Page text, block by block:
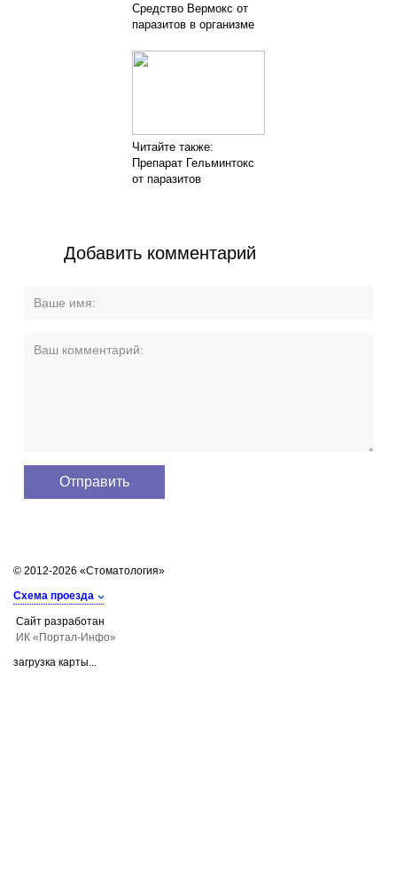
Средство Вермокс от
паразитов в организме
Читайте также:
Препарат Гельминтокс
от паразитов
Добавить комментарий
© 2012-2026 «Стоматология»
Схема проезда
Сайт разработан
ИК «Портал-Инфо»
загрузка карты...